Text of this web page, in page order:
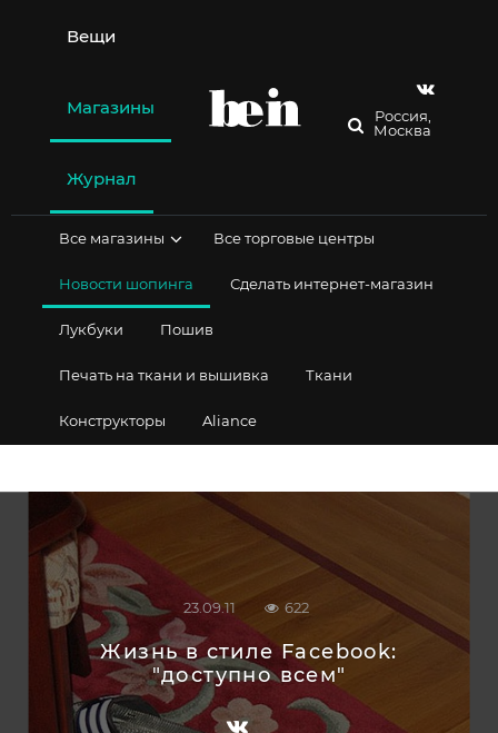
содержимому
Вещи
Магазины
Журнал
Россия,
Москва
Все магазины Все торговые центры
Новости шопинга Сделать интернет-магазин
Лукбуки Пошив
Печать на ткани и вышивка Ткани
Конструкторы Aliance
23.09.11 622
Жизнь в стиле Facebook:
"доступно всем"